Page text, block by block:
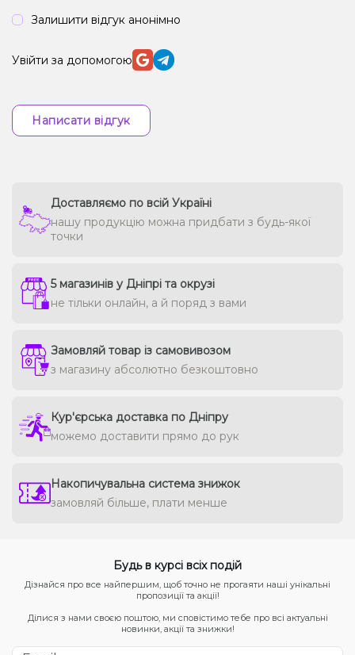
Залишити відгук анонімно
Увійти за допомогою
Написати відгук
Доставляємо по всій Україні
нашу продукцію можна придбати з будь-якої
точки
5 магазинів у Дніпрі та окрузі
не тільки онлайн, а й поряд з вами
Замовляй товар із самовивозом
з магазину абсолютно безкоштовно
Кур'єрська доставка по Дніпру
можемо доставити прямо до рук
Накопичувальна система знижок
замовляй більше, плати менше
Будь в курсі всіх подій
Дізнайся про все найпершим, щоб точно не прогаяти наші унікальні
пропозиції та акції!
Ділися з нами своєю поштою, ми сповістимо тебе про всі актуальні
новинки, акції та знижки!